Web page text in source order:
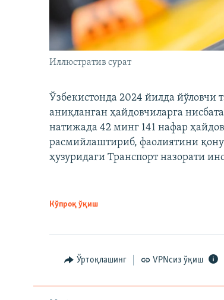
Иллюстратив сурат
Ўзбекистонда 2024 йилда
аниқланган ҳайдовчиларга
натижада 42 минг 141 нафар
расмийлаштириб, фаолиятини
ҳузуридаги Транспорт назорати
Кўпроқ ўқиш
Ўртоқлашинг VPNсиз ўқиш